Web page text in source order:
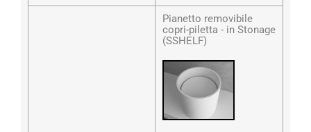
Pianetto removibile
copri-piletta - in Stonage
(SSHELF)